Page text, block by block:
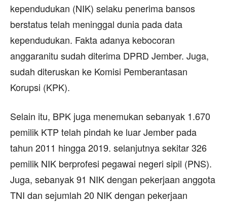
kependudukan (NIK) selaku penerima bansos
berstatus telah meninggal dunia pada data
kependudukan. Fakta adanya kebocoran
anggaranitu sudah diterima DPRD Jember. Juga,
sudah diteruskan ke Komisi Pemberantasan
Korupsi (KPK).
Selain itu, BPK juga menemukan sebanyak 1.670
pemilik KTP telah pindah ke luar Jember pada
tahun 2011 hingga 2019. selanjutnya sekitar 326
pemilik NIK berprofesi pegawai negeri sipil (PNS).
Juga, sebanyak 91 NIK dengan pekerjaan anggota
TNI dan sejumlah 20 NIK dengan pekerjaan